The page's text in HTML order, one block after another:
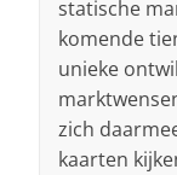
statische
komende
unieke
zich
kaarten